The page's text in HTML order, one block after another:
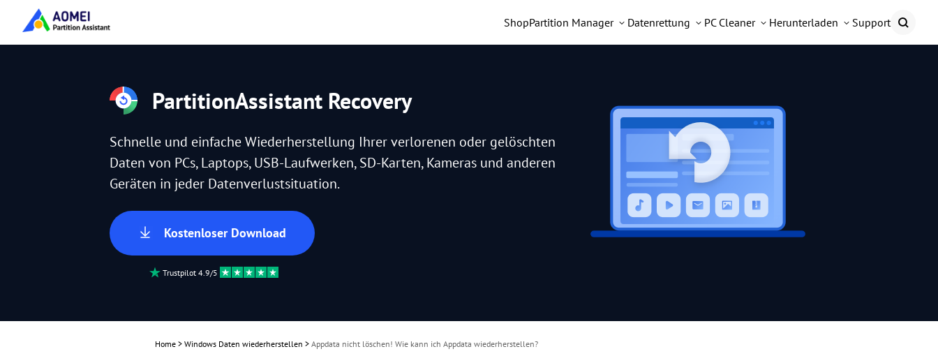
ShopPartition Manager Datenrettung PC Cleaner Herunterladen Support
PartitionAssistant Recovery
Schnelle und einfache Wiederherstellung Ihrer verlorenen oder gelöschten
Daten von PCs, Laptops, USB-Laufwerken, SD-Karten, Kameras und anderen
Geräten in jeder Datenverlustsituation.
Kostenloser Download
Trustpilot 4.9/5
Home > Windows Daten wiederherstellen > Appdata nicht löschen! Wie kann ich Appdata wiederherstellen?